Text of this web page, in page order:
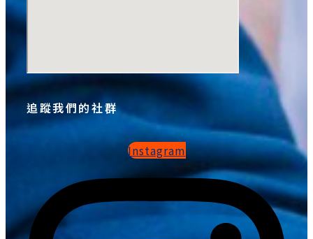
追蹤我們的社群
Instagram